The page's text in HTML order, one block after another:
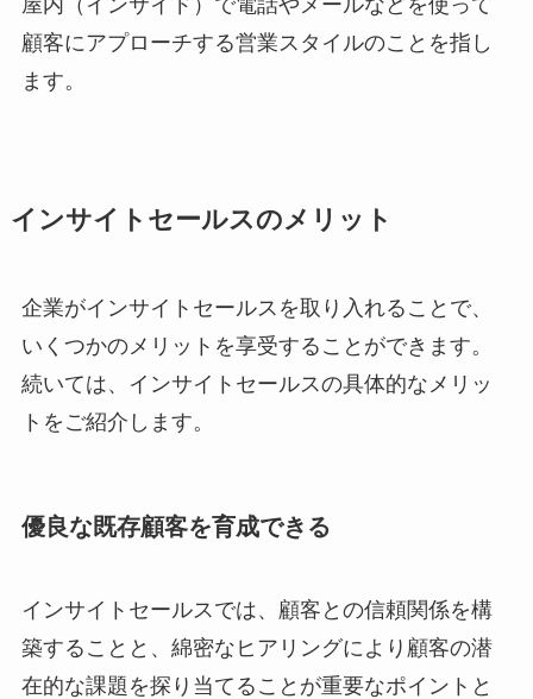
屋内（インサイド）で電話やメールなどを使って
顧客にアプローチする営業スタイルのことを指し
ます。
インサイトセールスのメリット
企業がインサイトセールスを取り入れることで、
いくつかのメリットを享受することができます。
続いては、インサイトセールスの具体的なメリッ
トをご紹介します。
優良な既存顧客を育成できる
インサイトセールスでは、顧客との信頼関係を構
築することと、綿密なヒアリングにより顧客の潜
在的な課題を探り当てることが重要なポイントと